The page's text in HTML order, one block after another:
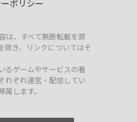
ポリシー
は、すべて無断転載を禁
除き、リンクについてはそ
るゲームやサービスの著
れぞれ運営・配信してい
します。